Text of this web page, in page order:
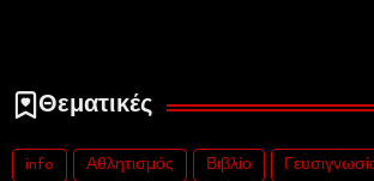
Θεματικές
info Αθλητισμός Βιβλίο